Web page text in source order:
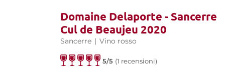
Domaine Delaporte - Sancerre
Cul de Beaujeu 2020
Sancerre | Vino rosso
5/5 (1 recensioni)